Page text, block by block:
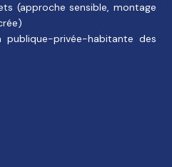
(approche sensible, montage
publique-privée-habitante des